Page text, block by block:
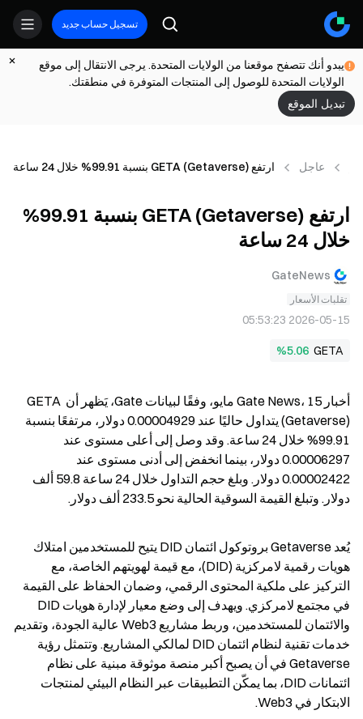
تسجيل حساب جديد
يبدو أنك تتصفح موقعنا من الولايات المتحدة. يرجى الانتقال إلى موقع
الولايات المتحدة للوصول إلى المنتجات المتوفرة في منطقتك.
تبديل الموقع
عاجل ارتفع GETA (Getaverse) بنسبة 99.91% خلال 24 ساعة
ارتفع GETA (Getaverse) بنسبة 99.91%
خلال 24 ساعة
GateNews
تقلبات الأسعار
2026-05-15 05:53:23
GETA
%5.06
أخبار Gate News، 15 مايو، وفقًا لبيانات Gate، يَظهر أن GETA
دولار. وتبلغ القيمة السوقية الحالية نحو 233.5 ألف دولار.
الابتكار في Web3.